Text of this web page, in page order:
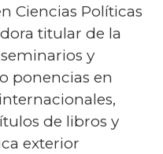
Ciencias Políticas
titular de la
y
ponencias en
de libros y
exterior